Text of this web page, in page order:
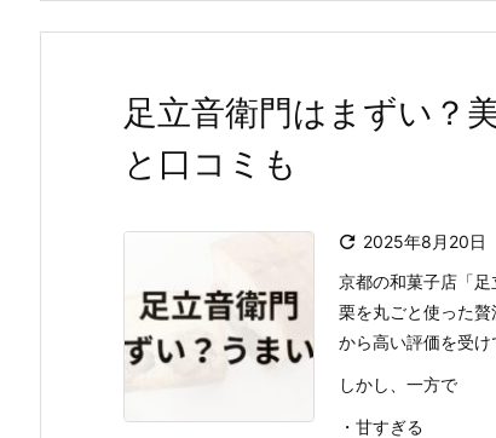
足立音衛門はまずい？
と口コミも
 2025年8月20日
京都の和菓子店「足
栗を丸ごと使った
から高い評価を受け
しかし、一方で
・甘すぎる